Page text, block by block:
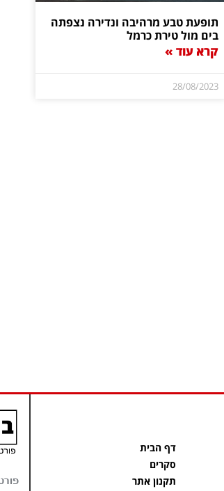
תופעת טבע מרהיבה ונדירה נצפתה
בים מול טירת כרמל
קרא עוד »
28/08/2023
דף הבית
סקרים
תקנון אתר